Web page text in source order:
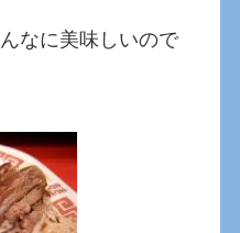
なに美味しいので